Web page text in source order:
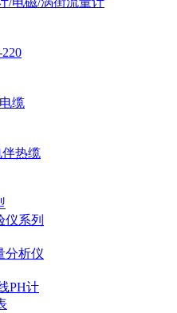
缆
热缆
仪系列
分析仪
PH计